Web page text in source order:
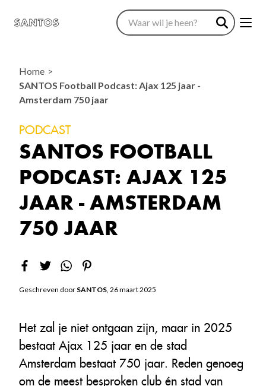
Home
SANTOS Football Podcast: Ajax 125 jaar -
Amsterdam 750 jaar
PODCAST
SANTOS FOOTBALL
PODCAST: AJAX 125
JAAR - AMSTERDAM
750 JAAR
Geschreven door SANTOS, 26 maart 2025
Het zal je niet ontgaan zijn, maar in 2025
bestaat Ajax 125 jaar en de stad
Amsterdam bestaat 750 jaar. Reden genoeg
om de meest besproken club én stad van